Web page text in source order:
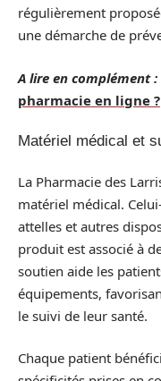
régulièrement
une démarche de
A lire en complément :
pharmacie en ligne ?
Matériel médical et
La Pharmacie des
matériel médical.
attelles et autres
produit est associé à
soutien aide les
équipements,
le suivi de leur santé.
Chaque patient